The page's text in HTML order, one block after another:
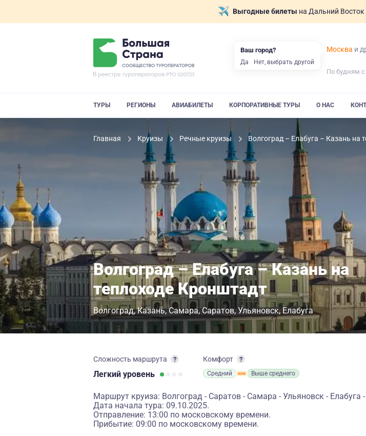
Выгодные билеты на Дальний
Москва и
По будням с
ТУРЫ РЕГИОНЫ АВИАБИЛЕТЫ КОРПОРАТИВНЫЕ ТУРЫ О НАС
Главная Круизы Речные круизы Волгоград – Елабуга – Казань на
Волгоград – Елабуга – Казань на
теплоходе Кронштадт
Волгоград Казань Самара Саратов Ульяновск Елабуга
Сложность маршрута
Легкий уровень
Комфорт
Средний Выше среднего
Маршрут круиза: Волгоград - Саратов - Самара - Ульяновск - Елабуга
Дата начала тура: 09.10.2025.
Отправление: 13:00 по московскому времени.
Прибытие: 09:00 по московскому времени.
Ваш город?
Да Нет, выбрать другой